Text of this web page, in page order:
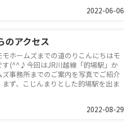
2022-06-06
のアクセス
モホームズまでの道のりこんにちはモ
す(^^♪今回はJR川越線「的場駅」か
ズ事務所までのご案内を写真でご紹介
まず、こじんまりとした的場駅を出ま
2022-08-29